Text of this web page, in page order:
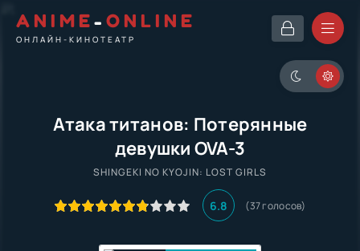
ANIME- ONLINE
ОНЛАЙН-КИНОТЕАТР
Атака титанов: Потерянные
девушки OVA-3
SHINGEKI NO KYOJIN: LOST GIRLS
6.8 (37 голосов)